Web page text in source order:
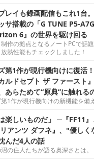
レイも録画配信もこれ1台
サ搭載の「G TUNE P5-
6』の世界を駆け回る
作の拠点となるノートPCで話
熱性能もチェックしました！
第1作が現行機向けに復活
ルドセプト ザ ファースト
あらためて“原典”に触れる
1作が現行機向けの新機能を備
楽しいものだ」 ─『FF11
アンツ ダフネ』、"優しく
んだ4人の話
の住人たちが語る奥深さとは。